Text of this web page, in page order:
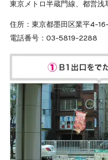
東京メトロ半蔵門線、都営
住所： 東京都墨田区業平4-
電話番号： 03-5819-2288